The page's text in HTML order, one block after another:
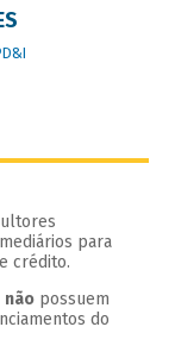
para
crédito.
não possuem
do